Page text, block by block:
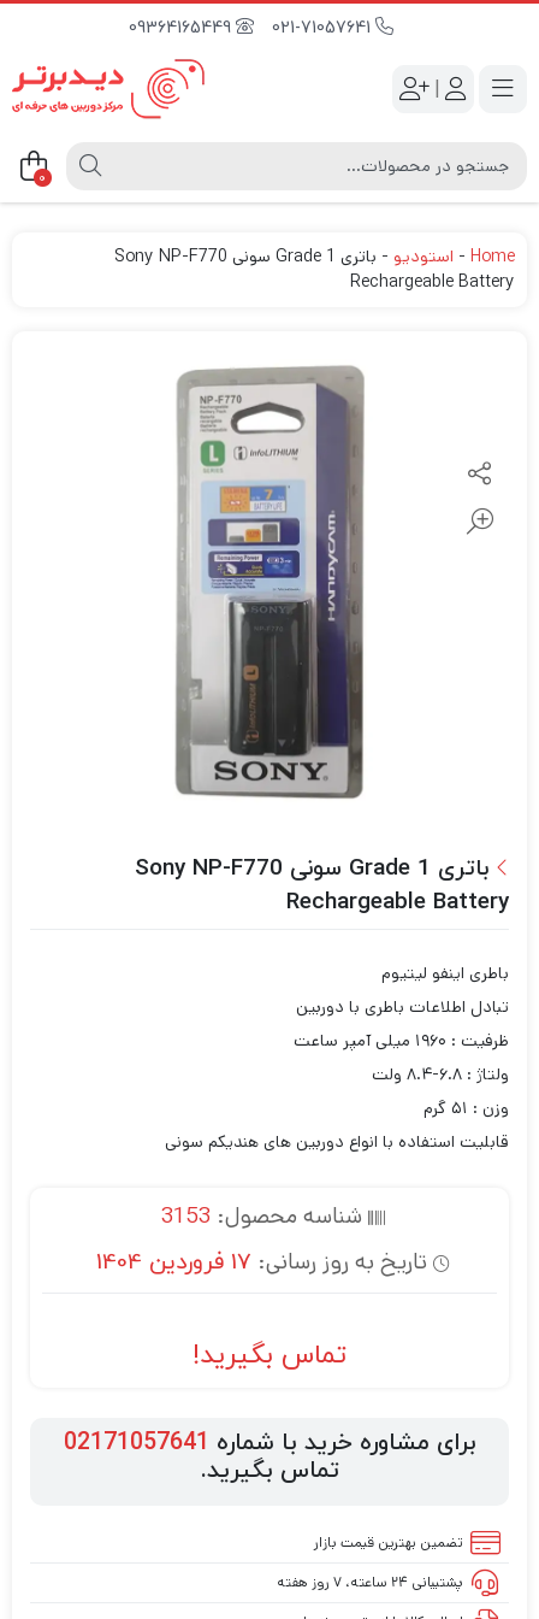
09364165449
|
0
Home
- استودیو -
باتری Grade 1 سونی Sony NP-F770
Rechargeable Battery
باتری Grade 1 سونی Sony NP-F770
Rechargeable Battery
باطری اینفو لیتیوم
تبادل اطلاعات باطری با دوربین
ظرفیت : ۱۹۶۰ میلی آمپر ساعت
ولتاژ : ۶.۸-۸.۴ ولت
وزن : ۵۱ گرم
قابلیت استفاده با انواع دوربین های هندیکم سونی
شناسه محصول: 3153
تاریخ به روز رسانی: 17 فروردین 1404
تماس بگیرید!
برای مشاوره خرید با شماره 02171057641
تماس بگیرید.
تضمین بهترین قیمت بازار
پشتیبانی ۲۴ ساعته، ۷ روز هفته